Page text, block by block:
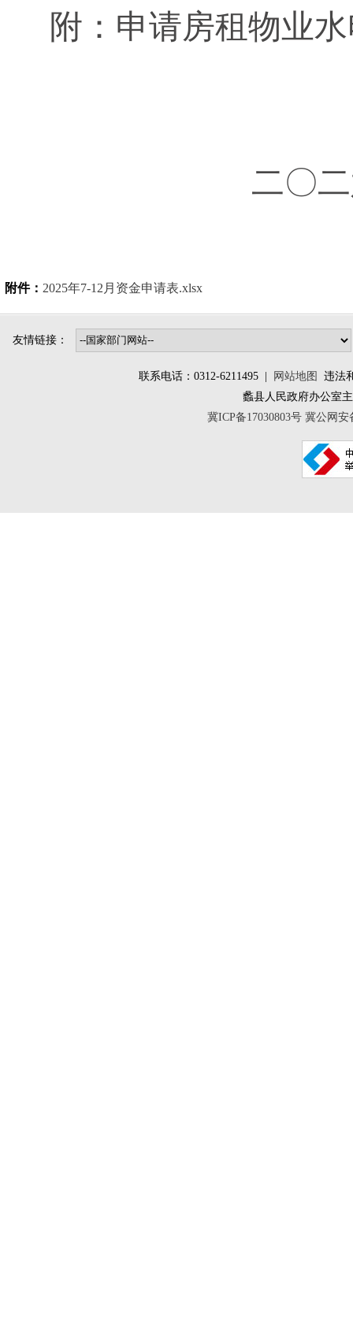
附：申请房租物业
二〇二
附件： 2025年7-12月资金申请表.xlsx
友情链接：
联系电话：0312-6211495 | 网站地图
违法
蠡县人民政府办公
冀ICP备17030803号 冀公网安